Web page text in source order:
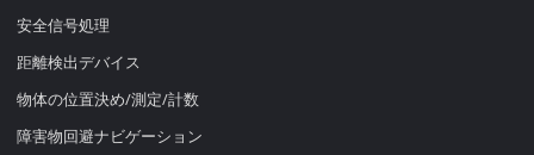
安全信号処理
距離検出デバイス
物体の位置決め/測定/計数
障害物回避ナビゲーション